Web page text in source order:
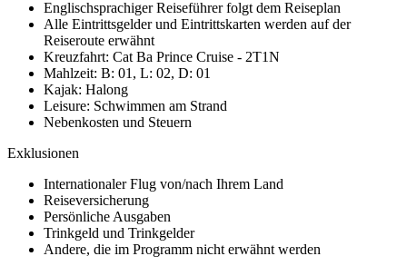
Englischsprachiger Reiseführer folgt dem Reiseplan
Alle Eintrittsgelder und Eintrittskarten werden auf der
Reiseroute erwähnt
Kreuzfahrt: Cat Ba Prince Cruise - 2T1N
Mahlzeit: B: 01, L: 02, D: 01
Kajak: Halong
Leisure: Schwimmen am Strand
Nebenkosten und Steuern
Exklusionen
Internationaler Flug von/nach Ihrem Land
Reiseversicherung
Persönliche Ausgaben
Trinkgeld und Trinkgelder
Andere, die im Programm nicht erwähnt werden